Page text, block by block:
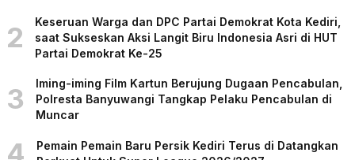
2
Keseruan Warga dan DPC Partai Demokrat Kota Kediri,
saat Sukseskan Aksi Langit Biru Indonesia Asri di HUT
Partai Demokrat Ke-25
3
Iming-iming Film Kartun Berujung Dugaan Pencabulan,
Polresta Banyuwangi Tangkap Pelaku Pencabulan di
Muncar
4
Pemain Pemain Baru Persik Kediri Terus di Datangkan